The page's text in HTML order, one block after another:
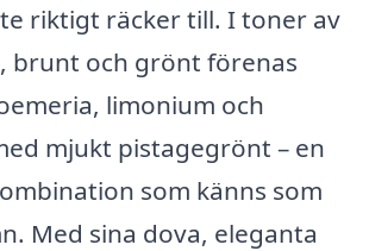
riktigt räcker till. I toner av
brunt och grönt förenas
limonium och
mjukt pistagegrönt – en
som känns som
Med sina dova, eleganta